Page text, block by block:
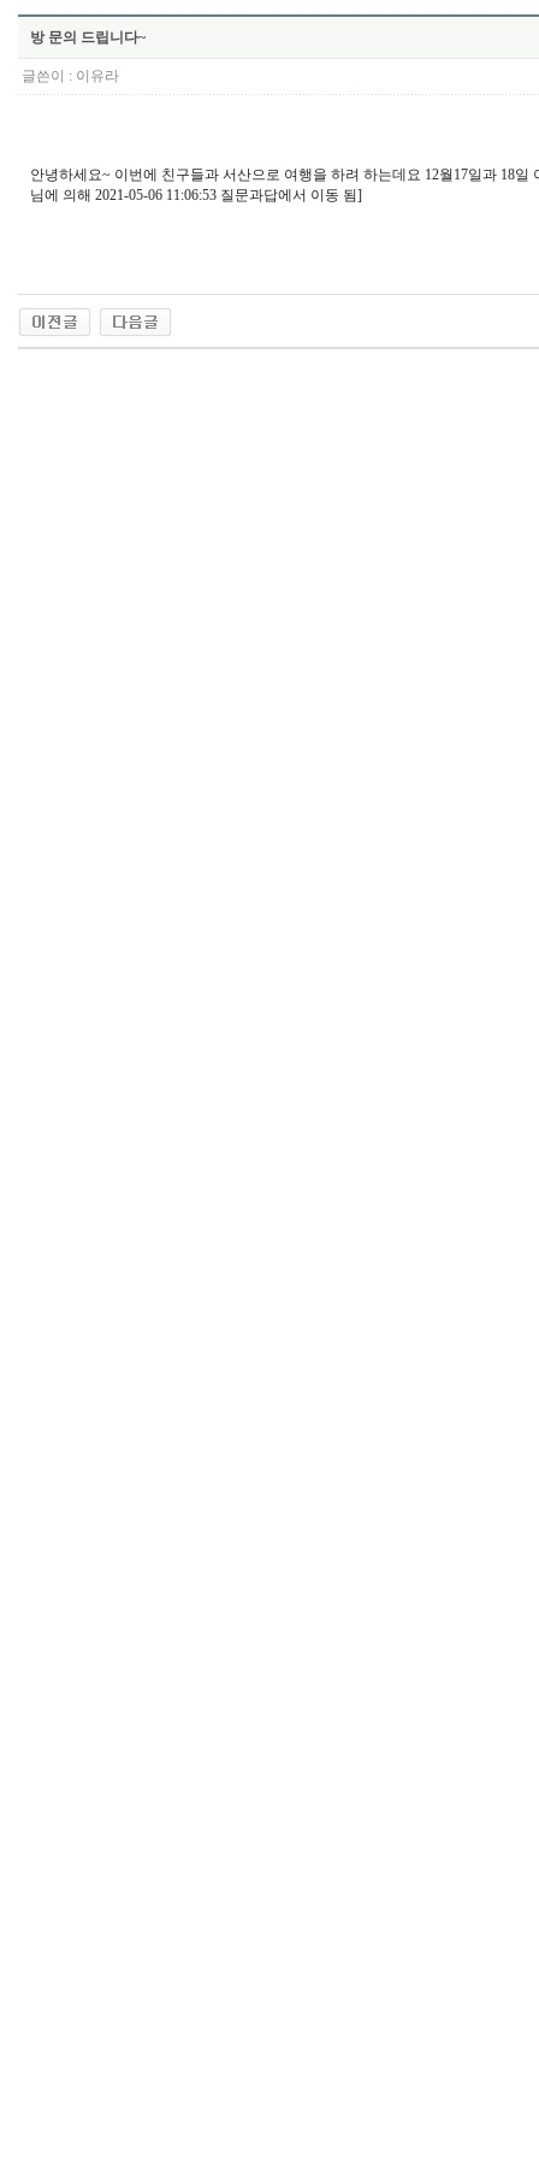
방 문의 드립니다~
글쓴이 : 이유라
안녕하세요~ 이번에 친구들과 서산으로 여행을 하려 하는데요 12월17일과 18
님에 의해 2021-05-06 11:06:53 질문과답에서 이동 됨]